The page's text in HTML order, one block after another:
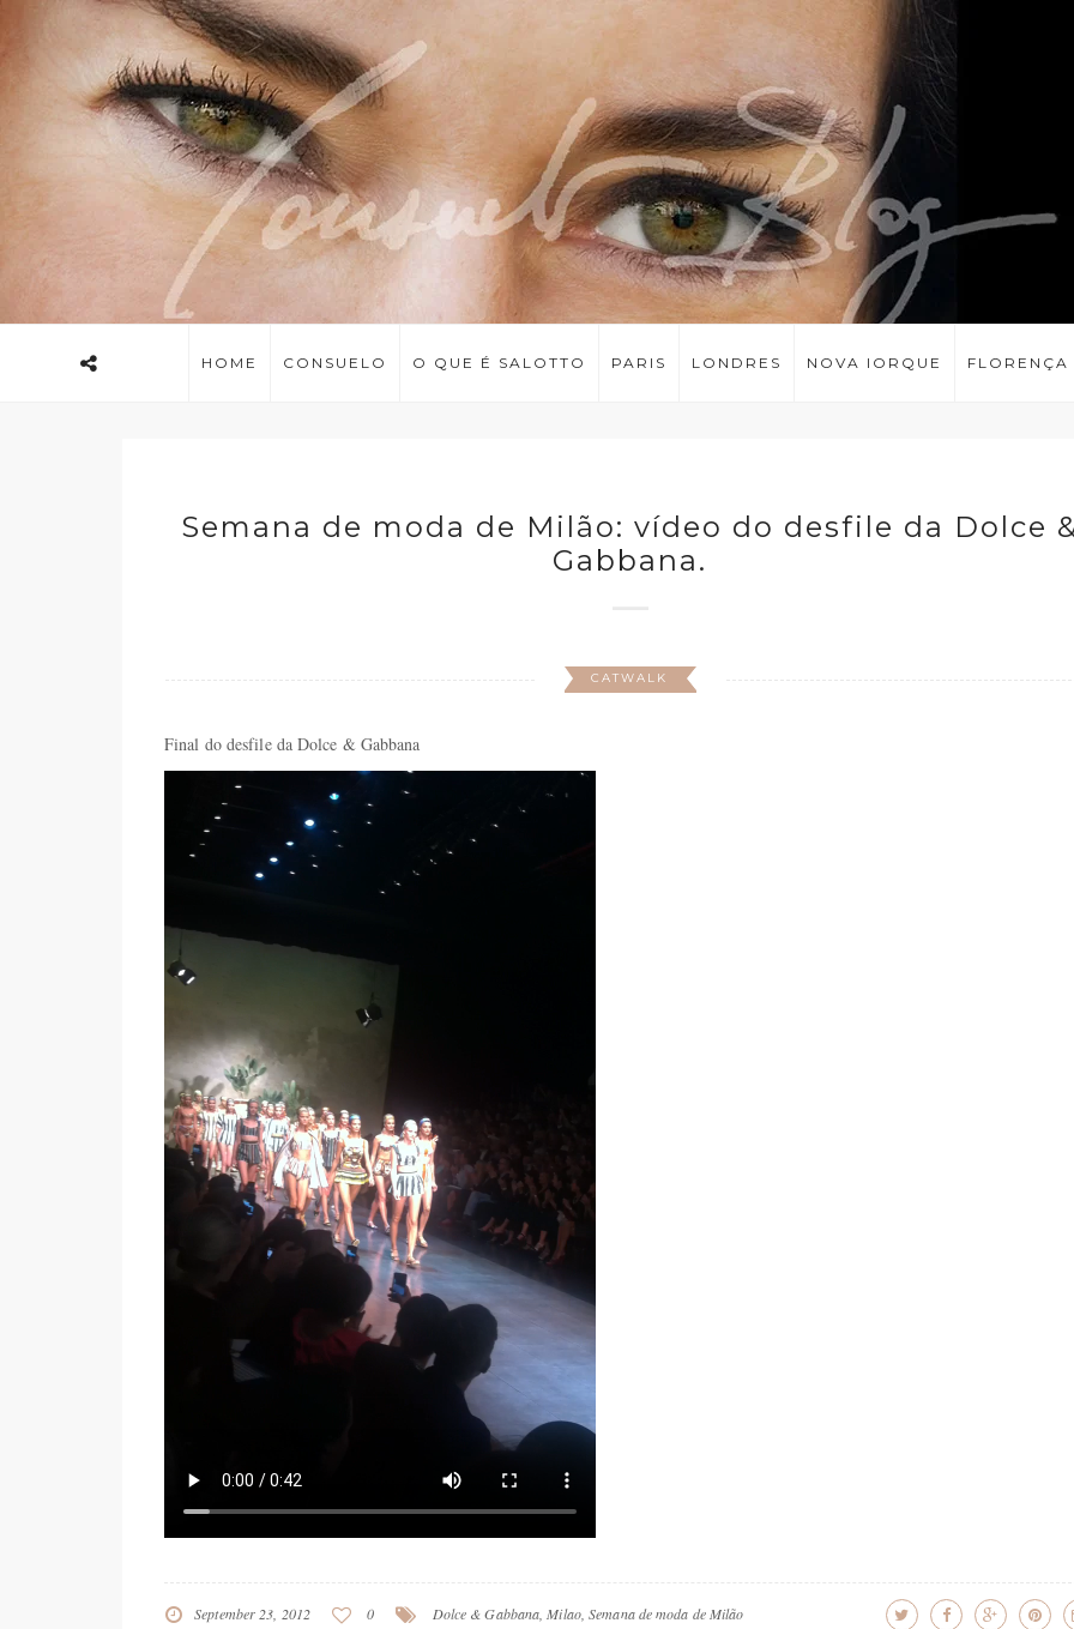
HOME CONSUELO O QUE É SALOTTO PARIS LONDRES NOVA IORQUE FLORENÇA
Semana de moda de Milão: vídeo do desfile da Dolce
Gabbana.
CATWALK
Final do desfile da Dolce & Gabbana
September 23, 2012 0 Dolce & Gabbana Milao,Semana de moda de Milão